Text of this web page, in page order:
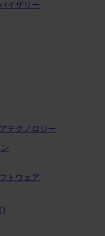
イザリー
テクノロジー
トウェア